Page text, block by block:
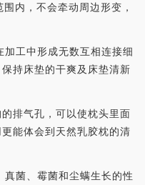
内，不会牵动周边形变，
工中形成无数互相连接细
持床垫的干爽及床垫清新
排气孔，可以使枕头里面
能体会到天然乳胶枕的清
菌、霉菌和尘螨生长的性